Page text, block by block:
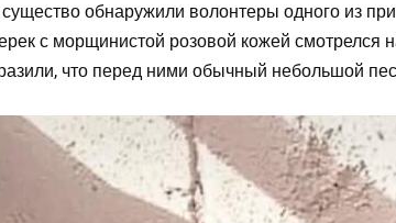
обнаружили волонтеры одного из
с морщинистой розовой кожей смотрелся
что перед ними обычный небольшой